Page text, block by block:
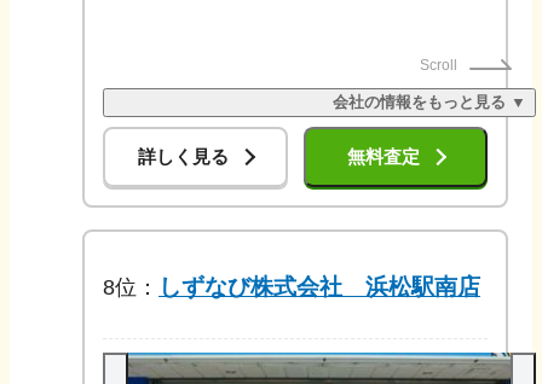
Scroll
会社の情報をもっと見る ▼
詳しく見る 無料査定
8位： しずなび株式会社 浜松駅南店